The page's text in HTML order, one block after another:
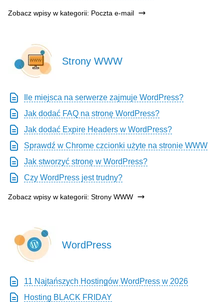
Zobacz wpisy w kategorii: Poczta e-mail
Strony WWW
Ile miejsca na serwerze zajmuje WordPress?
Jak dodać FAQ na stronę WordPress?
Jak dodać Expire Headers w WordPress?
Sprawdź w Chrome czcionki użyte na stronie WWW
Jak stworzyć stronę w WordPress?
Czy WordPress jest trudny?
Zobacz wpisy w kategorii: Strony WWW
WordPress
11 Najtańszych Hostingów WordPress w 2026
Hosting BLACK FRIDAY